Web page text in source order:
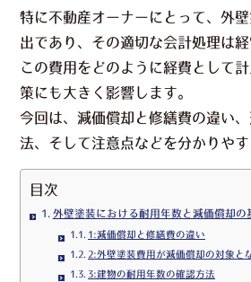
特に不動産オーナーにとって、外
出であり、その適切な会計処理は経
この費用をどのように経費として
策にも大きく影響します。
今回は、減価償却と修繕費の違い
法、そして注意点などを分かりやす
目次
外壁塗装における耐用年数と減価償却の
1:減価償却と修繕費の違い
2:外壁塗装費用が減価償却の対象と
3:建物の耐用年数の確認方法